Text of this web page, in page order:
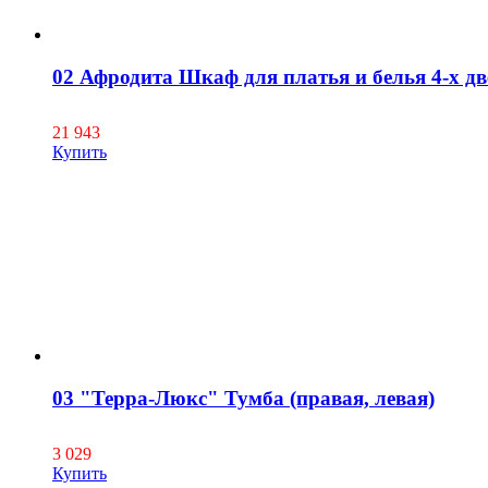
02 Афродита Шкаф для платья и белья 4-х
21 943
Купить
03 "Терра-Люкс" Тумба (правая, левая)
3 029
Купить